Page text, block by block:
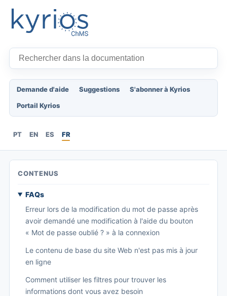
Demande d'aide Suggestions
S'abonner à Kyrios
Portail Kyrios
PT EN ES FR
CONTENUS
FAQs
Erreur lors de la modification du mot de passe après
avoir demandé une modification à l'aide du bouton
« Mot de passe oublié ? » à la connexion
Le contenu de base du site Web n'est pas mis à jour
en ligne
Comment utiliser les filtres pour trouver les
informations dont vous avez besoin